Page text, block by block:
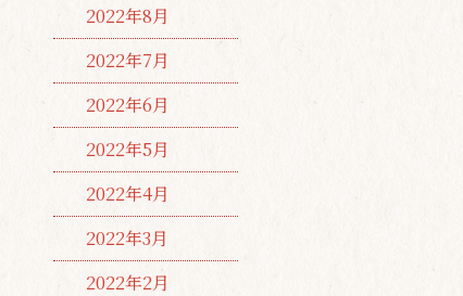
2022年8月
2022年7月
2022年6月
2022年5月
2022年4月
2022年3月
2022年2月